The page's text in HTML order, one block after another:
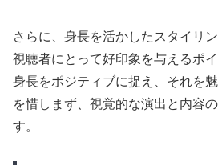
さらに、身長を活かしたスタイリ
視聴者にとって好印象を与えるポ
身長をポジティブに捉え、それを
を惜しまず、視覚的な演出と内容
す。